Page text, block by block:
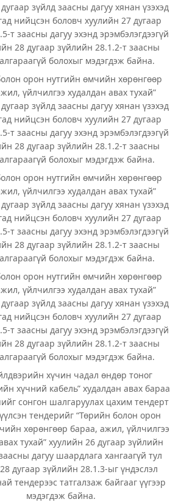
зүйлд заасны дагуу хянан үзэхэд
нийцсэн боловч хуулийн 27 дугаар
т заасны дагуу эхэнд эрэмбэлэгдээгүй
28 дугаар зүйлийн 28.1.2-т заасны
болохыг мэдэгдэж байна.
орон нутгийн өмчийн хөрөнгөөр
үйлчилгээ худалдан авах тухай”
зүйлд заасны дагуу хянан үзэхэд
нийцсэн боловч хуулийн 27 дугаар
т заасны дагуу эхэнд эрэмбэлэгдээгүй
28 дугаар зүйлийн 28.1.2-т заасны
болохыг мэдэгдэж байна.
орон нутгийн өмчийн хөрөнгөөр
үйлчилгээ худалдан авах тухай”
зүйлд заасны дагуу хянан үзэхэд
нийцсэн боловч хуулийн 27 дугаар
т заасны дагуу эхэнд эрэмбэлэгдээгүй
28 дугаар зүйлийн 28.1.2-т заасны
болохыг мэдэгдэж байна.
орон нутгийн өмчийн хөрөнгөөр
үйлчилгээ худалдан авах тухай”
зүйлд заасны дагуу хянан үзэхэд
нийцсэн боловч хуулийн 27 дугаар
т заасны дагуу эхэнд эрэмбэлэгдээгүй
28 дугаар зүйлийн 28.1.2-т заасны
болохыг мэдэгдэж байна.
хүчин чадал өндөр тоног
хүчний кабель” худалдан авах бараа
сонгон шалгаруулах цахим тендерт
тендерийг “Төрийн болон орон
хөрөнгөөр бараа, ажил, үйлчилгээ
тухай” хуулийн 26 дугаар зүйлийн
дагуу шаардлага хангаагүй тул
дугаар зүйлийн 28.1.3-ыг үндэслэл
тендерээс татгалзаж байгааг үүгээр
мэдэгдэж байна.